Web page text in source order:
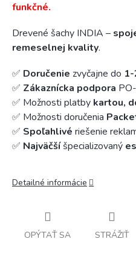
funkčné.
Drevené šachy INDIA –
remeselnej kvality.
✅ Doručenie zvyčajne do
✅ Zákaznícka podpora
✅ Možnosti platby kartou,
✅ Možnosti doručenia
✅ Spoľahlivé riešenie
✅ Najväčšíšpecializovaný
Detailné informácie
OPÝTAŤ SA STRÁŽIŤ